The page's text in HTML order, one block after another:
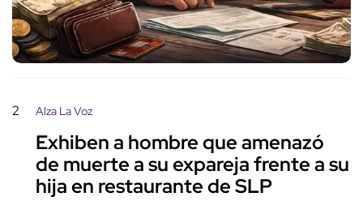
2 Alza La Voz
Exhiben a hombre que amenazó
de muerte a su expareja frente a su
hija en restaurante de SLP